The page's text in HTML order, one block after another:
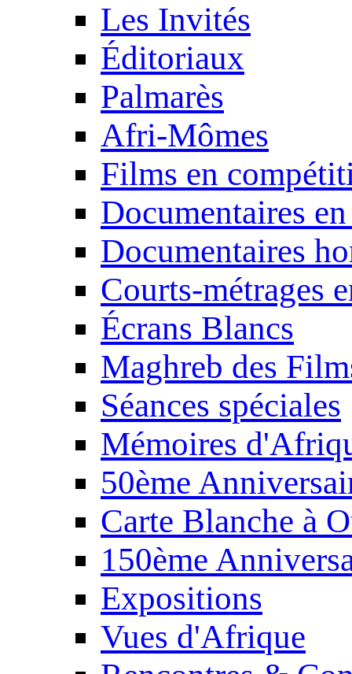
Les Invités
Éditoriaux
Palmarès
Afri-Mômes
Films en
Documentaires
Documentaires
Courts-métrages
Écrans Blancs
Maghreb des
Séances spéciales
Mémoires
50ème
Carte Blanche à
150ème
Expositions
Vues d'Afrique